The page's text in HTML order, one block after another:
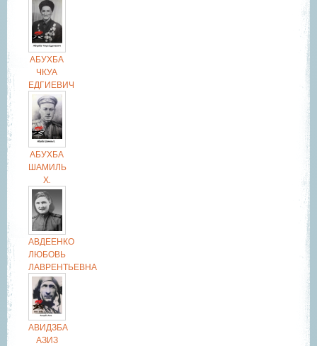
АБУХБА
ЧКУА
ЕДГИЕВИЧ
АБУХБА
ШАМИЛЬ
Х.
АВДЕЕНКО
ЛЮБОВЬ
ЛАВРЕНТЬЕВНА
АВИДЗБА
АЗИЗ